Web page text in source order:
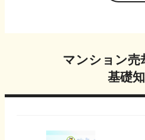
マンション売
基礎